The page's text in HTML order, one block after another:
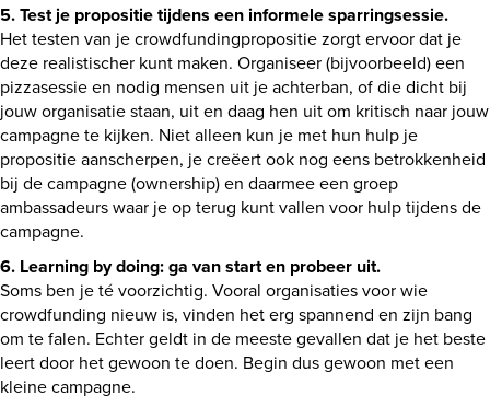
5. Test je propositie tijdens een informele sparringsessie.
Het testen van je crowdfundingpropositie zorgt ervoor dat je
deze realistischer kunt maken. Organiseer (bijvoorbeeld) een
pizzasessie en nodig mensen uit je achterban, of die dicht bij
jouw organisatie staan, uit en daag hen uit om kritisch naar jouw
campagne te kijken. Niet alleen kun je met hun hulp je
propositie aanscherpen, je creëert ook nog eens betrokkenheid
bij de campagne (ownership) en daarmee een groep
ambassadeurs waar je op terug kunt vallen voor hulp tijdens de
campagne.
6. Learning by doing: ga van start en probeer uit.
Soms ben je té voorzichtig. Vooral organisaties voor wie
crowdfunding nieuw is, vinden het erg spannend en zijn bang
om te falen. Echter geldt in de meeste gevallen dat je het beste
leert door het gewoon te doen. Begin dus gewoon met een
kleine campagne.